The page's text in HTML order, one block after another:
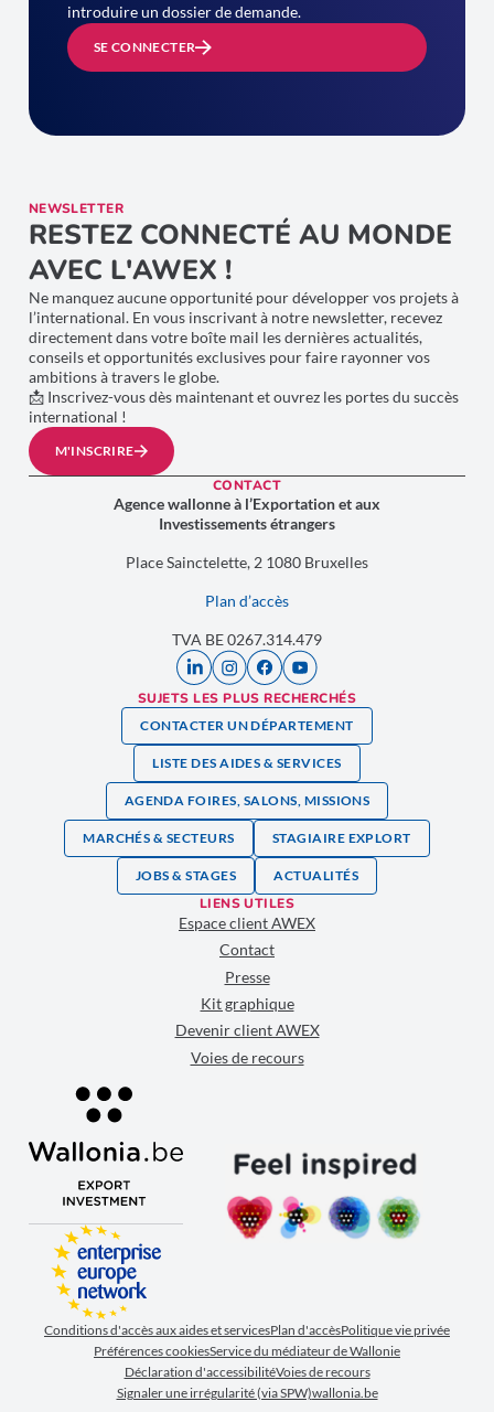
introduire un dossier de demande.
SE CONNECTER
NEWSLETTER
RESTEZ CONNECTÉ AU MONDE
AVEC L'AWEX !
Ne manquez aucune opportunité pour développer vos projets à
l’international. En vous inscrivant à notre newsletter, recevez
directement dans votre boîte mail les dernières actualités,
conseils et opportunités exclusives pour faire rayonner vos
ambitions à travers le globe.
📩 Inscrivez-vous dès maintenant et ouvrez les portes du succès
international !
M'INSCRIRE
CONTACT
Agence wallonne à l’Exportation et aux
Investissements étrangers
Place Sainctelette, 2 1080 Bruxelles
Plan d’accès
TVA BE 0267.314.479
SUJETS LES PLUS RECHERCHÉS
CONTACTER UN DÉPARTEMENT
LISTE DES AIDES & SERVICES
AGENDA FOIRES, SALONS, MISSIONS
MARCHÉS & SECTEURS STAGIAIRE EXPLORT
JOBS & STAGES ACTUALITÉS
LIENS UTILES
Espace client AWEX
Contact
Presse
Kit graphique
Devenir client AWEX
Voies de recours
Conditions d'accès aux aides et servicesPlan d'accèsPolitique vie privée
Préférences cookiesService du médiateur de Wallonie
Déclaration d'accessibilitéVoies de recours
Signaler une irrégularité (via SPW)wallonia.be